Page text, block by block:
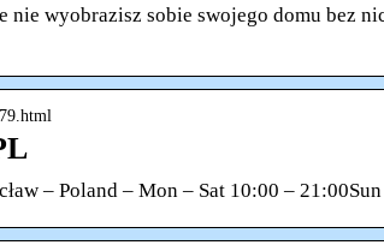
nie wyobrazisz sobie swojego domu bez
– Poland – Mon – Sat 10:00 –